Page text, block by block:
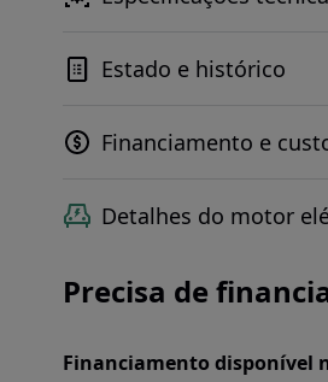
Estado e histórico
Financiamento e
Detalhes do motor
Precisa de
Financiamento disponível